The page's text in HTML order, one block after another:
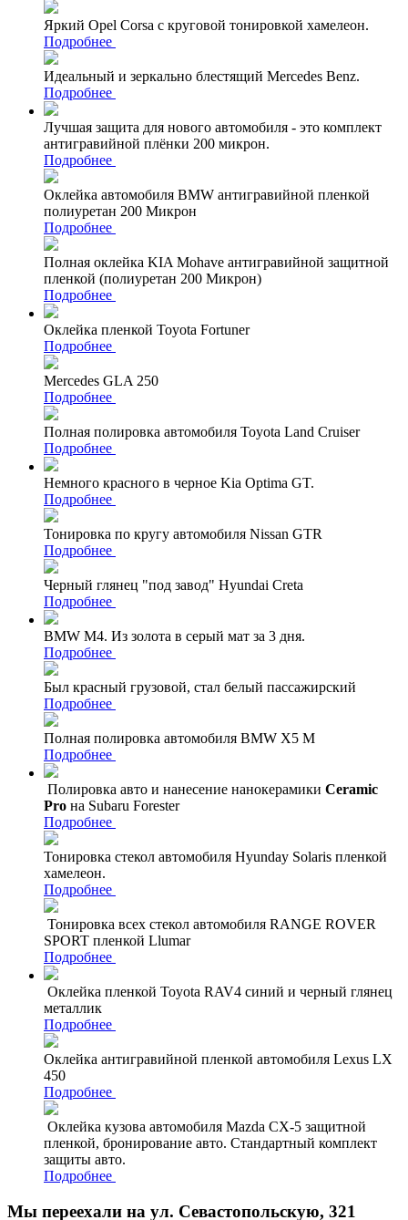
Яркий Opel Corsa с круговой тонировкой хамелеон.
Подробнее
Идеальный и зеркально блестящий Mercedes Benz.
Подробнее
Лучшая защита для нового автомобиля - это комплект
антигравийной плёнки 200 микрон.
Подробнее
Оклейка автомобиля BMW антигравийной пленкой
полиуретан 200 Микрон
Подробнее
Полная оклейка KIA Mohave антигравийной защитной
пленкой (полиуретан 200 Микрон)
Подробнее
Оклейка пленкой Toyota Fortuner
Подробнее
Mercedes GLA 250
Подробнее
Полная полировка автомобиля Toyota Land Cruiser
Подробнее
Немного красного в черное Kia Optima GT.
Подробнее
Тонировка по кругу автомобиля Nissan GTR
Подробнее
Черный глянец "под завод" Hyundai Creta
Подробнее
BMW M4. Из золота в серый мат за 3 дня.
Подробнее
Был красный грузовой, стал белый пассажирский
Подробнее
Полная полировка автомобиля BMW X5 M
Подробнее
Полировка авто и нанесение нанокерамики Ceramic
Pro на Subaru Forester
Подробнее
Тонировка стекол автомобиля Hyunday Solaris пленкой
хамелеон.
Подробнее
Тонировка всех стекол автомобиля RANGE ROVER
SPORT пленкой Llumar
Подробнее
Оклейка пленкой Toyota RAV4 синий и черный глянец
металлик
Подробнее
Оклейка антигравийной пленкой автомобиля Lexus LX
450
Подробнее
Оклейка кузова автомобиля Mazda CX-5 защитной
пленкой, бронирование авто. Стандартный комплект
защиты авто.
Подробнее
Мы переехали на ул. Севастопольскую, 321